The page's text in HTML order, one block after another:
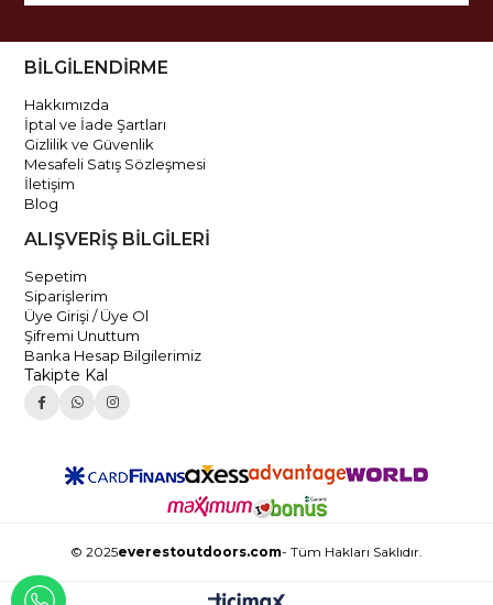
BİLGİLENDİRME
Hakkımızda
İptal ve İade Şartları
Gizlilik ve Güvenlik
Mesafeli Satış Sözleşmesi
İletişim
Blog
ALIŞVERİŞ BİLGİLERİ
Sepetim
Siparişlerim
Üye Girişi / Üye Ol
Şifremi Unuttum
Banka Hesap Bilgilerimiz
Takipte Kal
© 2025everestoutdoors.com- Tüm Hakları Saklıdır.
WHATSAPP İLE İLETİŞİME GEÇ